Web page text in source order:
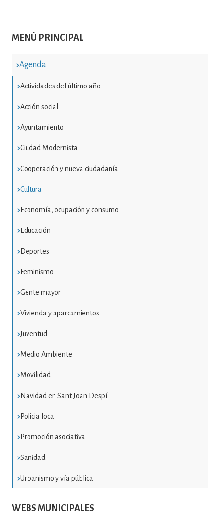
MENÚ PRINCIPAL
Agenda
Actividades del último año
Acción social
Ayuntamiento
Ciudad Modernista
Cooperación y nueva ciudadanía
Cultura
Economía, ocupación y consumo
Educación
Deportes
Feminismo
Gente mayor
Vivienda y aparcamientos
Juventud
Medio Ambiente
Movilidad
Navidad en Sant Joan Despí
Policia local
Promoción asociativa
Sanidad
Urbanismo y vía pública
WEBS MUNICIPALES